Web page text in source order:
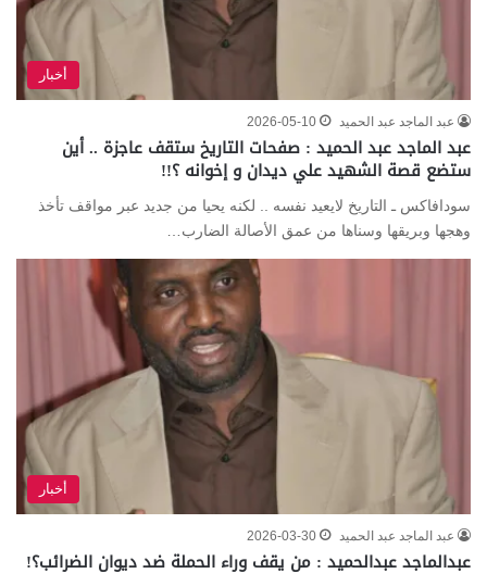
أخبار
عبد الماجد عبد الحميد 2026-05-10
عبد الماجد عبد الحميد : صفحات التاريخ ستقف عاجزة .. أين
ستضع قصة الشهيد علي ديدان و إخوانه ؟!!
سودافاكس ـ التاريخ لايعيد نفسه .. لكنه يحيا من جديد عبر مواقف تأخذ
وهجها وبريقها وسناها من عمق الأصالة الضارب…
أخبار
عبد الماجد عبد الحميد 2026-03-30
عبدالماجد عبدالحميد : من يقف وراء الحملة ضد ديوان الضرائب؟!